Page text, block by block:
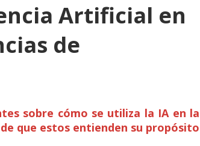
Artificial en
de
sobre cómo se utiliza la IA en la
que estos entienden su propósito